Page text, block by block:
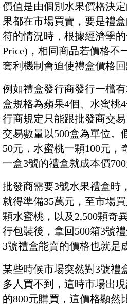
價值是由個別水果價格決
果都在市場買賣，要是禮
符的情況時，根據經濟學
Price)，相同商品若價格不
套利機制會迫使禮盒價格回
例如禮盒發行商發行一檔
盒規格為蘋果4個、水蜜桃
行商規定只能跟批發商交
交易數量以500盒為單位。
50元，水蜜桃一顆100元，
一盒3號的禮盒就成本價700
批發商需要3號水果禮盒時
就得準備35萬元，至市場
顆水蜜桃，以及2,500顆奇
行包裝後，拿回500箱3號
3號禮盒能賣的價格也就是
某些時候市場突然對3號禮
多人買不到，這時市場出
的800元購買，這價格顯然